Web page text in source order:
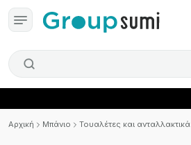
Αρχική Μπάνιο Τουαλέτες και ανταλλακτικά